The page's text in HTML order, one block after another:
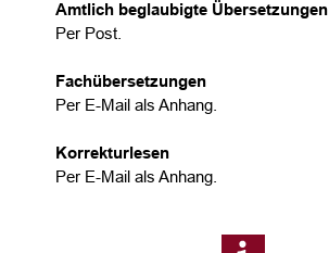
Amtlich beglaubigte Übersetzungen
Per Post.
Fachübersetzungen
Per E-Mail als Anhang.
Korrekturlesen
Per E-Mail als Anhang.